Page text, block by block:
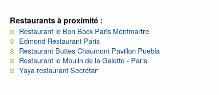
Restaurants à proximité :
Restaurant le Bon Bock Paris Montmartre
Edmond Restaurant Paris
Restaurant Buttes Chaumont Pavillon Puebla
Restaurant le Moulin de la Galette - Paris
Yaya restaurant Secrétan